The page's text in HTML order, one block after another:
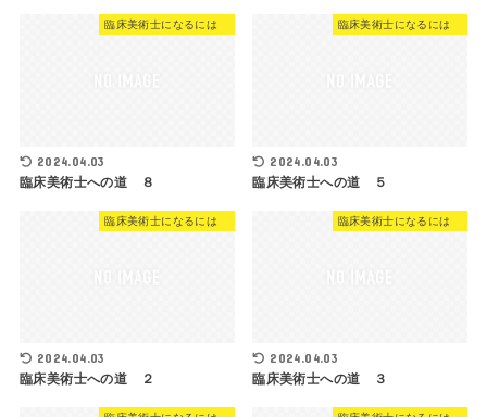
臨床美術士になるには
2024.04.03
臨床美術士への道 ８
臨床美術士になるには
2024.04.03
臨床美術士への道 ５
臨床美術士になるには
2024.04.03
臨床美術士への道 ２
臨床美術士になるには
2024.04.03
臨床美術士への道 ３